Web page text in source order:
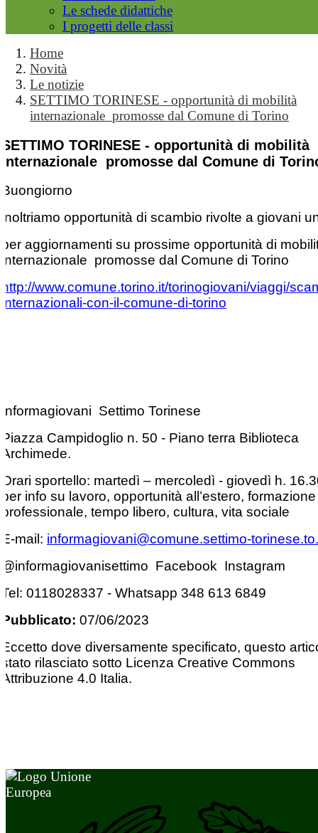
Le schede didattiche
I progetti delle classi
Home
Novità
Le notizie
SETTIMO TORINESE - opportunità di mobilità
internazionale promosse dal Comune di Torino
SETTIMO TORINESE - opportunità di mobilità
internazionale promosse dal Comune di
Buongiorno
inoltriamo opportunità di scambio rivolte a giovani
per aggiornamenti su prossime opportunità di
internazionale promosse dal Comune di Torino
http://www.comune.torino.it/torinogiovani/viaggi/
internazionali-con-il-comune-di-torino
Informagiovani Settimo Torinese
Piazza Campidoglio n. 50 - Piano terra Biblioteca
Archimede.
Orari sportello: martedì – mercoledì - giovedì h.
per info su lavoro, opportunità all’estero, formazione
professionale, tempo libero, cultura, vita sociale
E-mail: informagiovani@comune.settimo-
@informagiovanisettimo Facebook Instagram
Tel: 0118028337 - Whatsapp 348 613 6849
Pubblicato: 07/06/2023
Eccetto dove diversamente specificato, questo
stato rilasciato sotto Licenza Creative Commons
Attribuzione 4.0 Italia.